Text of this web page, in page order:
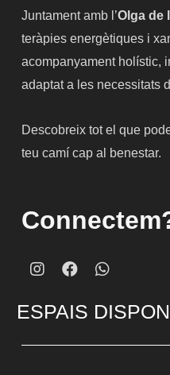
Juntament amb l’Olga de
teràpies energètiques i
acompanyament holístic,
adaptat a les necessitats
Descobreix tot el que
teu camí cap al benestar.
ESPAIS